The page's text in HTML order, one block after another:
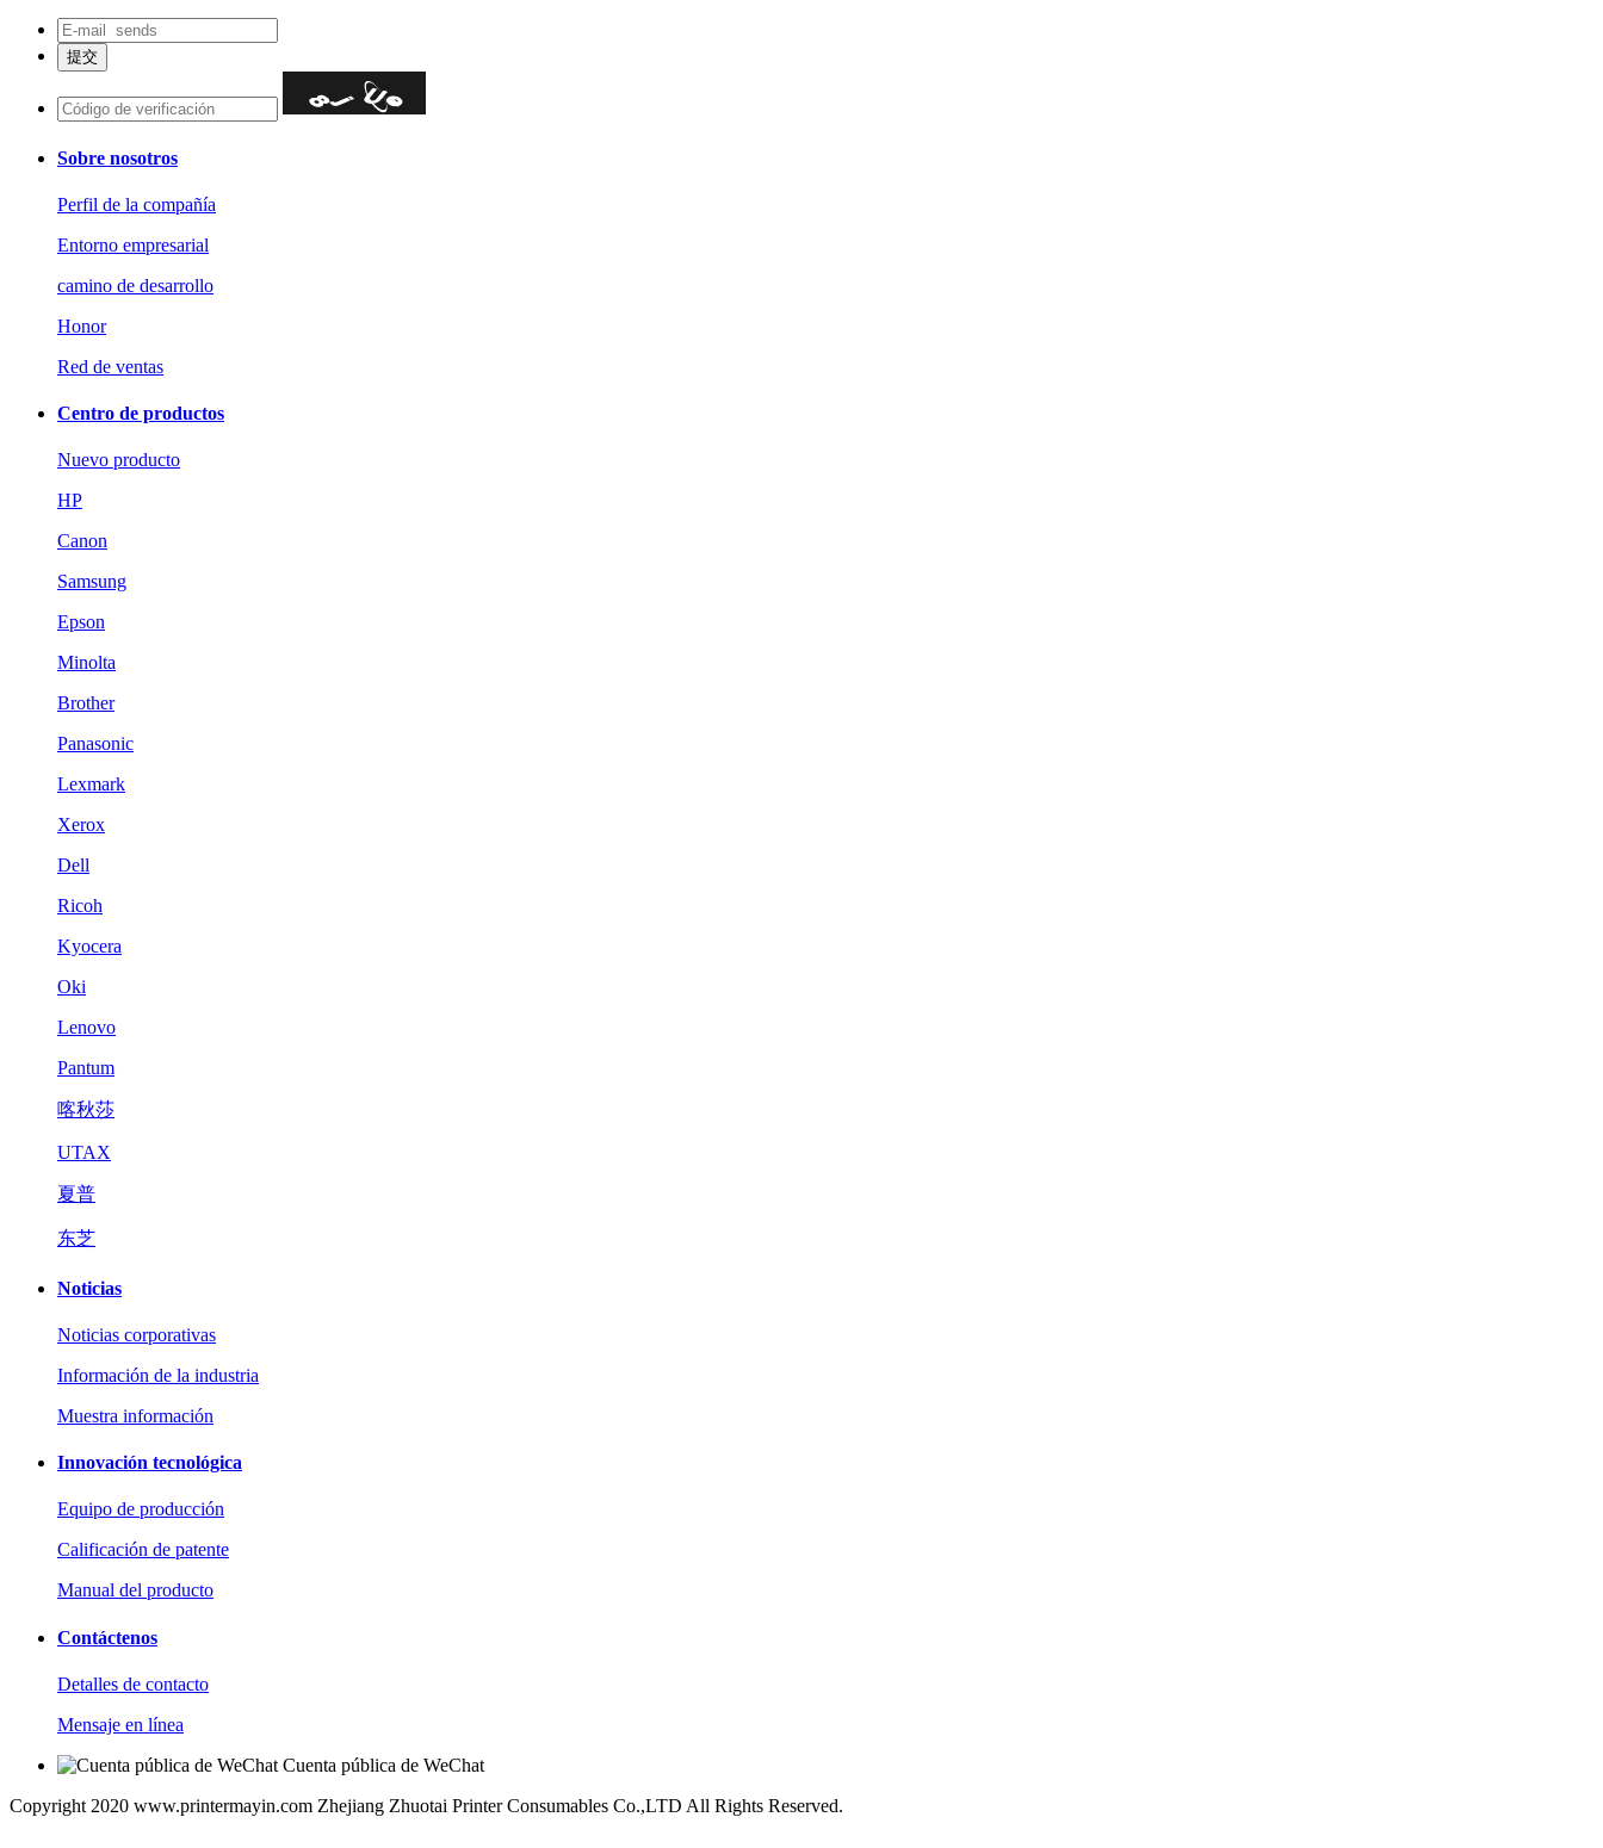
Sobre nosotros
Perfil de la compañía
Entorno empresarial
camino de desarrollo
Honor
Red de ventas
Centro de productos
Nuevo producto
HP
Canon
Samsung
Epson
Minolta
Brother
Panasonic
Lexmark
Xerox
Dell
Ricoh
Kyocera
Oki
Lenovo
Pantum
喀秋莎
UTAX
夏普
东芝
Noticias
Noticias corporativas
Información de la industria
Muestra información
Innovación tecnológica
Equipo de producción
Calificación de patente
Manual del producto
Contáctenos
Detalles de contacto
Mensaje en línea
Cuenta pública de WeChat
Copyright 2020 www.printermayin.com Zhejiang Zhuotai Printer Consumables Co.,LTD All Rights Reserved.